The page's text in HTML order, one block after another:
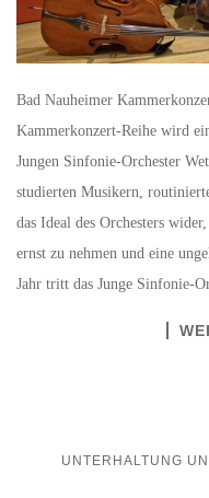
Bad Nauheimer
Kammerkonzert-Reihe wird
Jungen Sinfonie-Orchester
studierten Musikern,
das Ideal des Orchesters
ernst zu nehmen und eine
Jahr tritt das Junge Sinfonie-
UNTERHALTUNG